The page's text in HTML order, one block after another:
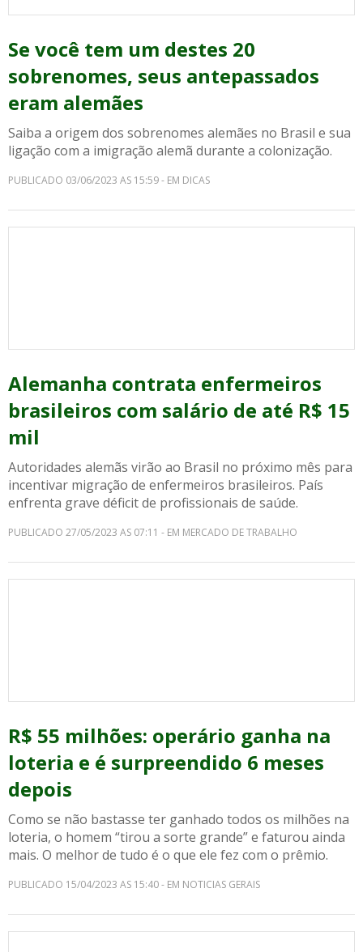
Se você tem um destes 20
sobrenomes, seus antepassados
eram alemães
Saiba a origem dos sobrenomes alemães no Brasil e sua
ligação com a imigração alemã durante a colonização.
PUBLICADO 03/06/2023 AS 15:59 - EM DICAS
Alemanha contrata enfermeiros
brasileiros com salário de até R$ 15
mil
Autoridades alemãs virão ao Brasil no próximo mês para
incentivar migração de enfermeiros brasileiros. País
enfrenta grave déficit de profissionais de saúde.
PUBLICADO 27/05/2023 AS 07:11 - EM MERCADO DE TRABALHO
R$ 55 milhões: operário ganha na
loteria e é surpreendido 6 meses
depois
Como se não bastasse ter ganhado todos os milhões na
loteria, o homem “tirou a sorte grande” e faturou ainda
mais. O melhor de tudo é o que ele fez com o prêmio.
PUBLICADO 15/04/2023 AS 15:40 - EM NOTICIAS GERAIS